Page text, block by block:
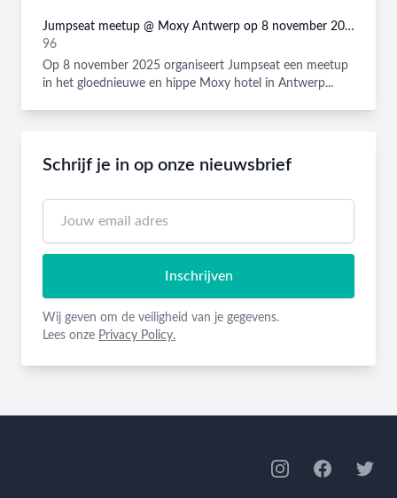
Jumpseat meetup @ Moxy Antwerp op 8 november 2025
96
Op 8 november 2025 organiseert Jumpseat een meetup
in het gloednieuwe en hippe Moxy hotel in Antwerp...
Schrijf je in op onze nieuwsbrief
Inschrijven
Wij geven om de veiligheid van je gegevens.
Lees onze Privacy Policy.
InstagramFacebookTwitter